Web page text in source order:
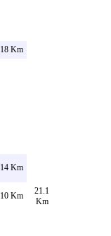
18 Km
14 Km
10 Km
21.1
Km